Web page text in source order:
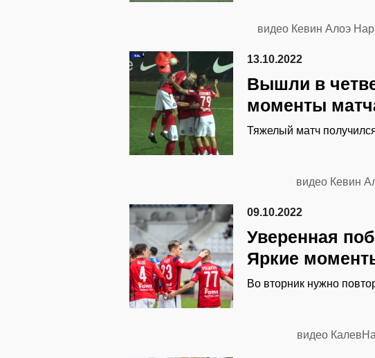
видео Кевин Алоэ
13.10.2022
Вышли в
моменты
Тяжелый матч
видео Кевин
09.10.2022
Уверенная
Яркие
Во вторник нужно
видео